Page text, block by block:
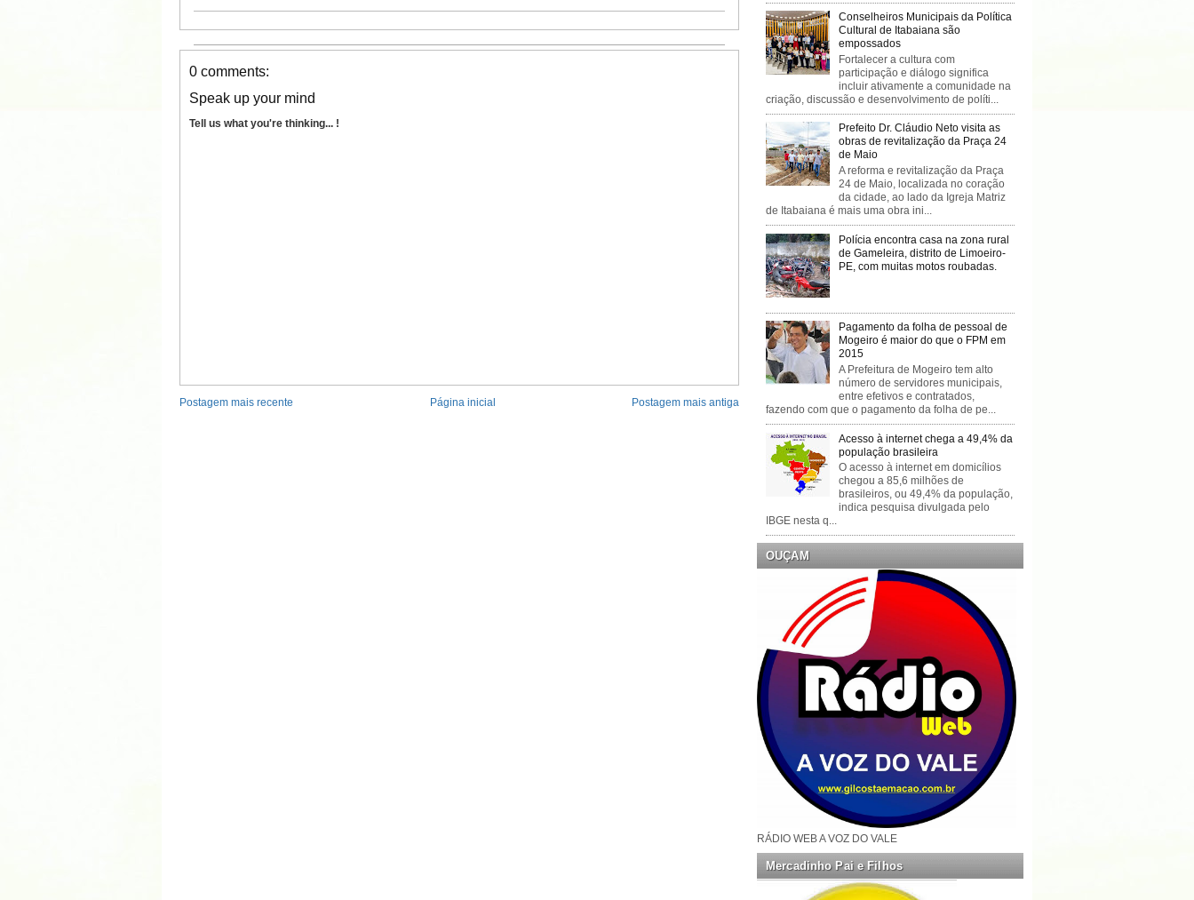
0 comments:
Speak up your mind
Tell us what you're thinking... !
Postagem mais recente Postagem mais antiga
Página inicial
Conselheiros Municipais da Política
Cultural de Itabaiana são
empossados
Fortalecer a cultura com
participação e diálogo significa
incluir ativamente a comunidade na
criação, discussão e desenvolvimento de políti...
Prefeito Dr. Cláudio Neto visita as
obras de revitalização da Praça 24
de Maio
A reforma e revitalização da Praça
24 de Maio, localizada no coração
da cidade, ao lado da Igreja Matriz
de Itabaiana é mais uma obra ini...
Polícia encontra casa na zona rural
de Gameleira, distrito de Limoeiro-
PE, com muitas motos roubadas.
Pagamento da folha de pessoal de
Mogeiro é maior do que o FPM em
2015
A Prefeitura de Mogeiro tem alto
número de servidores municipais,
entre efetivos e contratados,
fazendo com que o pagamento da folha de pe...
Acesso à internet chega a 49,4% da
população brasileira
O acesso à internet em domicílios
chegou a 85,6 milhões de
brasileiros, ou 49,4% da população,
indica pesquisa divulgada pelo
IBGE nesta q...
OUÇAM
RÁDIO WEB A VOZ DO VALE
Mercadinho Pai e Filhos